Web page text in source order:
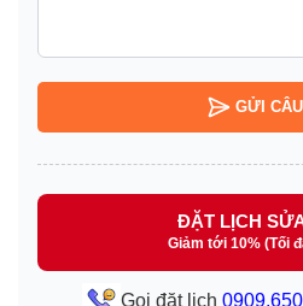
GỬI CÂU
ĐẶT LỊCH
Giảm tới 10% (Tối
Gọi đặt lịch